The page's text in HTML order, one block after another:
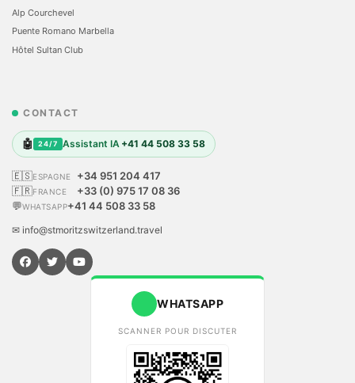
Alp Courchevel
Puente Romano Marbella
Hôtel Sultan Club
CONTACT
🤖 24/7 Assistant IA +41 44 508 33 58
🇪🇸ESPAGNE
+34 951 204 417
🇫🇷FRANCE
+33 (0) 975 17 08 36
💬WHATSAPP+41 44 508 33 58
✉ info@stmoritzswitzerland.travel
WHATSAPP
SCANNER POUR DISCUTER